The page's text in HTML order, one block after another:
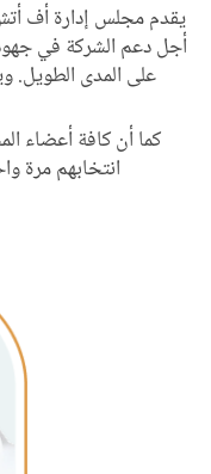
يقدم مجلس إدارة أف
أجل دعم الشركة في
على المدى الطويل.
كما أن كافة أعضاء
انتخابهم مرة